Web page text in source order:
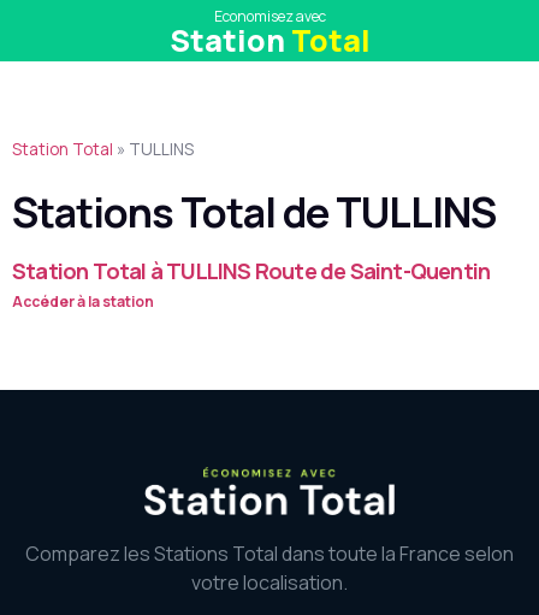
Economisez avec
Station Total
Station Total » TULLINS
Stations Total de TULLINS
Station Total à TULLINS Route de Saint-Quentin
Accéder à la station
Comparez les Stations Total dans toute la France selon
votre localisation.